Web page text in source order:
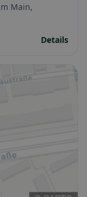
Main,
Details